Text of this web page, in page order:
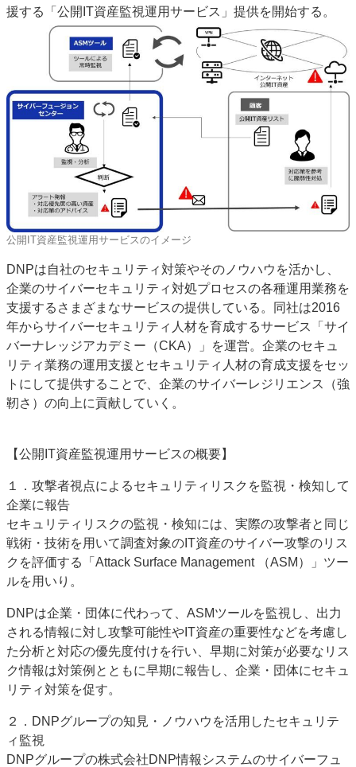
2022 見える化・MIS特集
特集・デジタル印刷 アイデアで勝負！ ～多様なビジネス・多彩な商材～
JAPAN PACK 2023 特集
中古印刷機・製本機特集
2022 検査・校正特集
特集・デジタル印刷 ～ 新成長軌道を描く
案内
発刊案内
JFPI印刷用語集 印刷機材年鑑
購読・購入申し込み
サイトポリシー
お問い合わせ
援する「公開IT資産監視運用サービス」提供を開始する。
公開IT資産監視運用サービスのイメージ
DNPは自社のセキュリティ対策やそのノウハウを活かし、
企業のサイバーセキュリティ対処プロセスの各種運用業務を
支援するさまざまなサービスの提供している。同社は2016
年からサイバーセキュリティ人材を育成するサービス「サイ
バーナレッジアカデミー（CKA）」を運営。企業のセキュ
リティ業務の運用支援とセキュリティ人材の育成支援をセッ
トにして提供することで、企業のサイバーレジリエンス（強
靭さ）の向上に貢献していく。
【公開IT資産監視運用サービスの概要】
１．攻撃者視点によるセキュリティリスクを監視・検知して
企業に報告
セキュリティリスクの監視・検知には、実際の攻撃者と同じ
戦術・技術を用いて調査対象のIT資産のサイバー攻撃のリス
クを評価する「Attack Surface Management （ASM）」ツー
ルを用いり。
DNPは企業・団体に代わって、ASMツールを監視し、出力
される情報に対し攻撃可能性やIT資産の重要性などを考慮し
た分析と対応の優先度付けを行い、早期に対策が必要なリス
ク情報は対策例とともに早期に報告し、企業・団体にセキュ
リティ対策を促す。
２．DNPグループの知見・ノウハウを活用したセキュリテ
ィ監視
DNPグループの株式会社DNP情報システムのサイバーフュ